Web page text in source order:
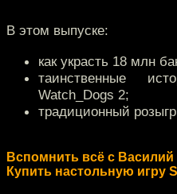
В этом выпуске:
как украсть 18 млн
таинственные
Watch_Dogs 2;
традиционный
Вспомнить всё с
Купить настольную игру